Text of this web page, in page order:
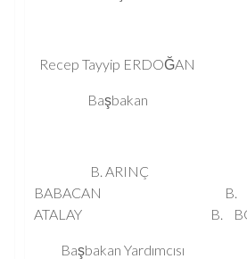
Recep Tayyip ERDOĞAN
Başbakan
B. ARINÇ
BABACAN B.
ATALAY B.
Başbakan